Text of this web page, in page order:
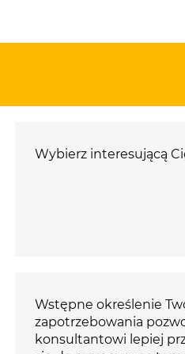
Wybierz interesującą
Wstępne określenie
zapotrzebowania
konsultantowi lepiej